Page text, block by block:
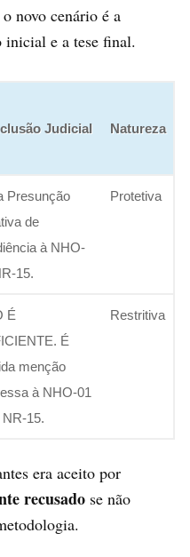
novo cenário é a
inicial e a tese final.
Judicial Natureza
Presunção
de
à NHO-
15.
Protetiva
É
É
menção
à NHO-01
15.
Restritiva
era aceito por
recusado se não